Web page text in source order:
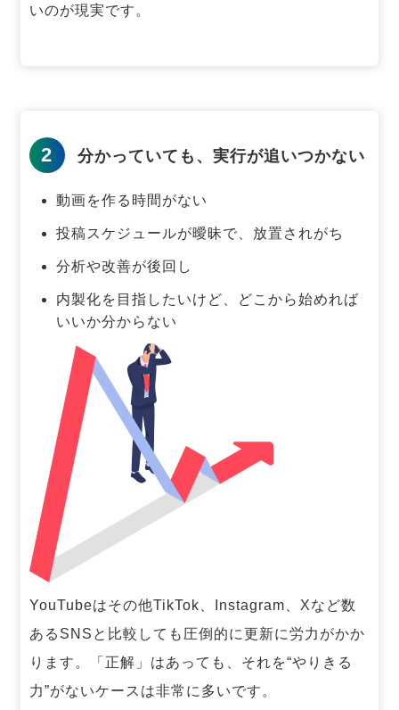
いのが現実です。
2 分かっていても、実行が追いつかない
動画を作る時間がない
投稿スケジュールが曖昧で、放置されがち
分析や改善が後回し
内製化を目指したいけど、どこから始めれば
いいか分からない
YouTubeはその他TikTok、Instagram、Xなど数
あるSNSと比較しても圧倒的に更新に労力がかか
ります。「正解」はあっても、それを“やりきる
力”がないケースは非常に多いです。